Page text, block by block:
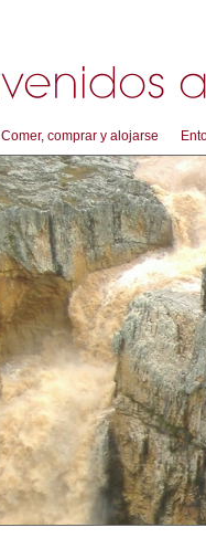
Comer, comprar y alojarse